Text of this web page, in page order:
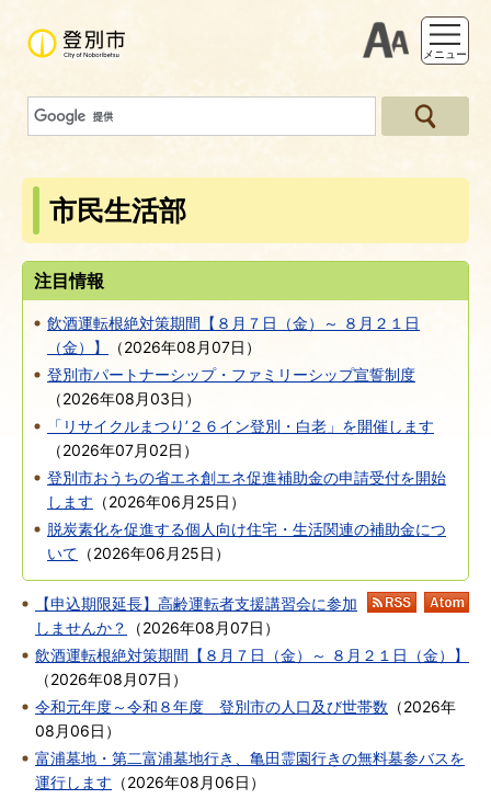
支援ツー
メニュー
市民生活部
注目情報
飲酒運転根絶対策期間【８月７日（金）～ ８月２１日
（金）】
（2026年08月07日 ）
登別市パートナーシップ・ファミリーシップ宣誓制度
（2026年08月03日 ）
「リサイクルまつり’２６イン登別・白老」を開催します
（2026年07月02日 ）
登別市おうちの省エネ創エネ促進補助金の申請受付を開始
します （2026年06月25日 ）
脱炭素化を促進する個人向け住宅・生活関連の補助金につ
いて （2026年06月25日 ）
RSS
【申込期限延長】高齢運転者支援講習会に参加
しませんか？
（2026年08月07日 ）
飲酒運転根絶対策期間【８月７日（金）～ ８月２１日（金）】
（2026年08月07日 ）
令和元年度～令和８年度 登別市の人口及び世帯数 （2026年
08月06日 ）
富浦墓地・第二富浦墓地行き、亀田霊園行きの無料墓参バスを
運行します （2026年08月06日 ）